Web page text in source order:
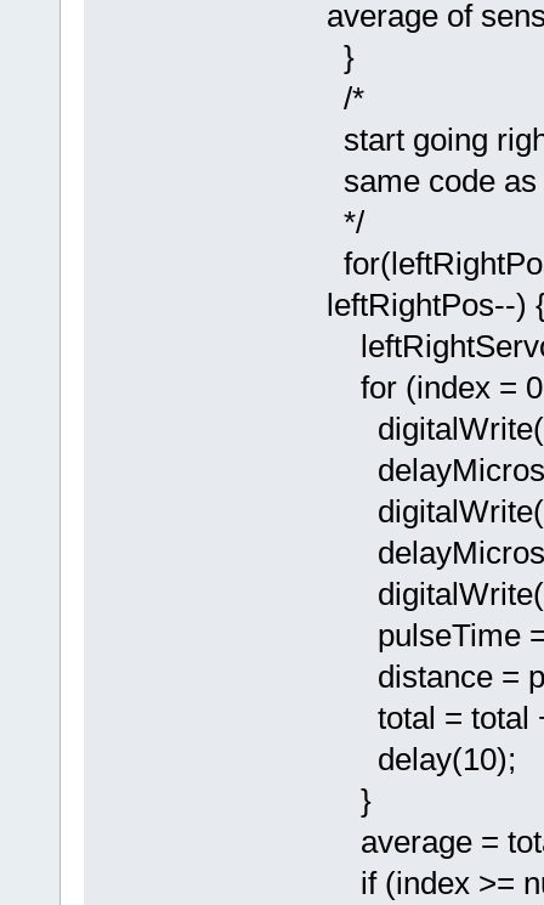
average of
}
/*
start going
same code
*/
leftRightPos--)
for (index =
pulseTime =
distance =
total = total
delay(10);
}
average =
if (index >=